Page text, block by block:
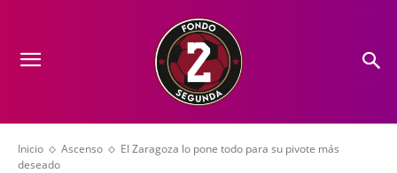
Inicio Ascenso
El Zaragoza lo pone todo para su pivote más
deseado